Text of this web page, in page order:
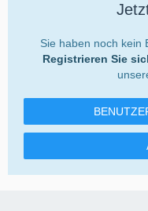
Sie haben noch kein
Registrieren Sie